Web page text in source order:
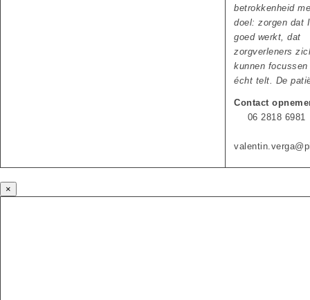
betrokkenheid
doel: zorgen dat
goed werkt, dat
zorgverleners
kunnen focussen
écht telt. De
Contact
06 2818 6981
×